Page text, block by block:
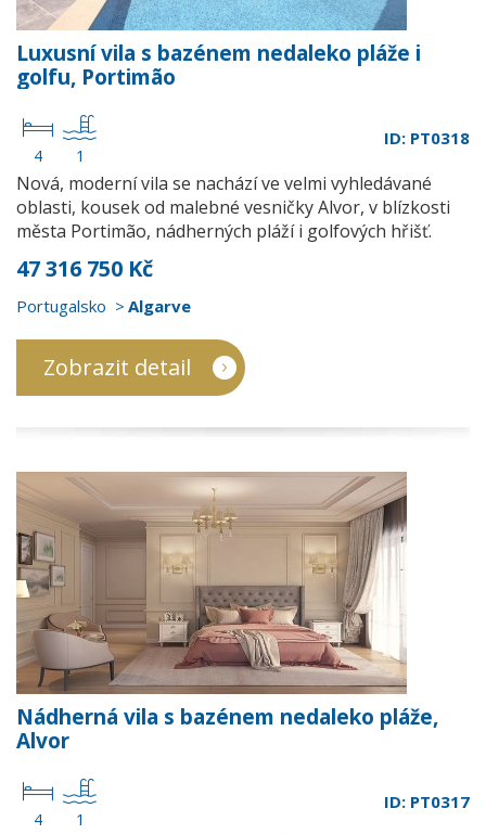
Luxusní vila s bazénem nedaleko pláže i
golfu, Portimão
4 1
ID: PT0318
Nová, moderní vila se nachází ve velmi vyhledávané
oblasti, kousek od malebné vesničky Alvor, v blízkosti
města Portimão, nádherných pláží i golfových hřišť.
47 316 750 Kč
Portugalsko Algarve
Zobrazit detail
Nádherná vila s bazénem nedaleko pláže,
Alvor
4 1
ID: PT0317